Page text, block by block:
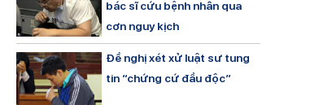
bác sĩ cứu bệnh nhân qua
cơn nguy kịch
Đề nghị xét xử luật sư tung
tin “chứng cứ đầu độc”